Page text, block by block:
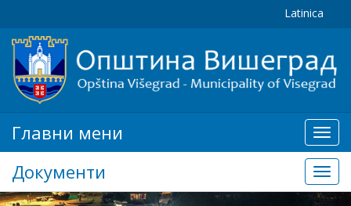
Latinica
мени
Главни мени
Документи